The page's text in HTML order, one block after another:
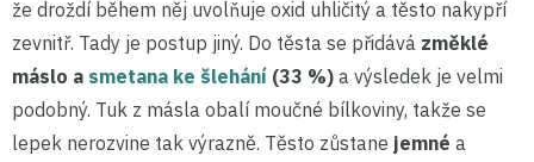
že droždí během něj uvolňuje oxid uhličitý a těsto nakypří
zevnitř. Tady je postup jiný. Do těsta se přidává změklé
máslo a smetana ke šlehání (33 %) a výsledek je velmi
podobný. Tuk z másla obalí moučné bílkoviny, takže se
lepek nerozvine tak výrazně. Těsto zůstane jemné a